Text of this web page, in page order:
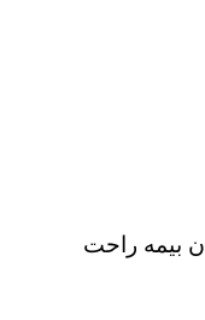
بیمه راحت